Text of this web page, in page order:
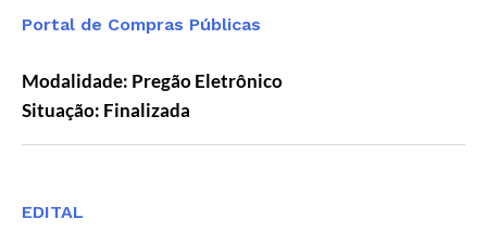
Portal de Compras Públicas
Modalidade: Pregão Eletrônico
Situação: Finalizada
EDITAL